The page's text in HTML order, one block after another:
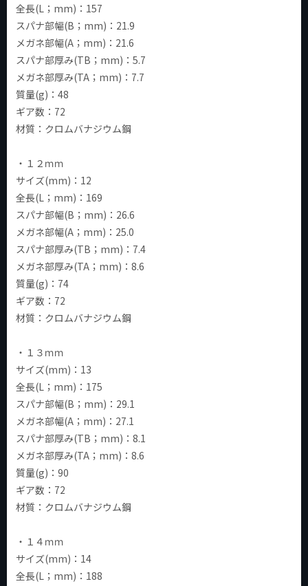
全長(L；mm)：157
スパナ部幅(B；mm)：21.9
メガネ部幅(A；mm)：21.6
スパナ部厚み(TB；mm)：5.7
メガネ部厚み(TA；mm)：7.7
質量(g)：48
ギア数：72
材質：クロムバナジウム鋼
・１２ｍｍ
サイズ(mm)：12
全長(L；mm)：169
スパナ部幅(B；mm)：26.6
メガネ部幅(A；mm)：25.0
スパナ部厚み(TB；mm)：7.4
メガネ部厚み(TA；mm)：8.6
質量(g)：74
ギア数：72
材質：クロムバナジウム鋼
・１３ｍｍ
サイズ(mm)：13
全長(L；mm)：175
スパナ部幅(B；mm)：29.1
メガネ部幅(A；mm)：27.1
スパナ部厚み(TB；mm)：8.1
メガネ部厚み(TA；mm)：8.6
質量(g)：90
ギア数：72
材質：クロムバナジウム鋼
・１４ｍｍ
サイズ(mm)：14
全長(L；mm)：188